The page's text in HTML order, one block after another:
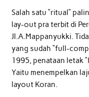
Salah satu “ritual”
lay-out pra terbit di
Jl.A.Mappanyukki.
yang sudah “full-
1995, penataan letak
Yaitu menempelkan
layout Koran.